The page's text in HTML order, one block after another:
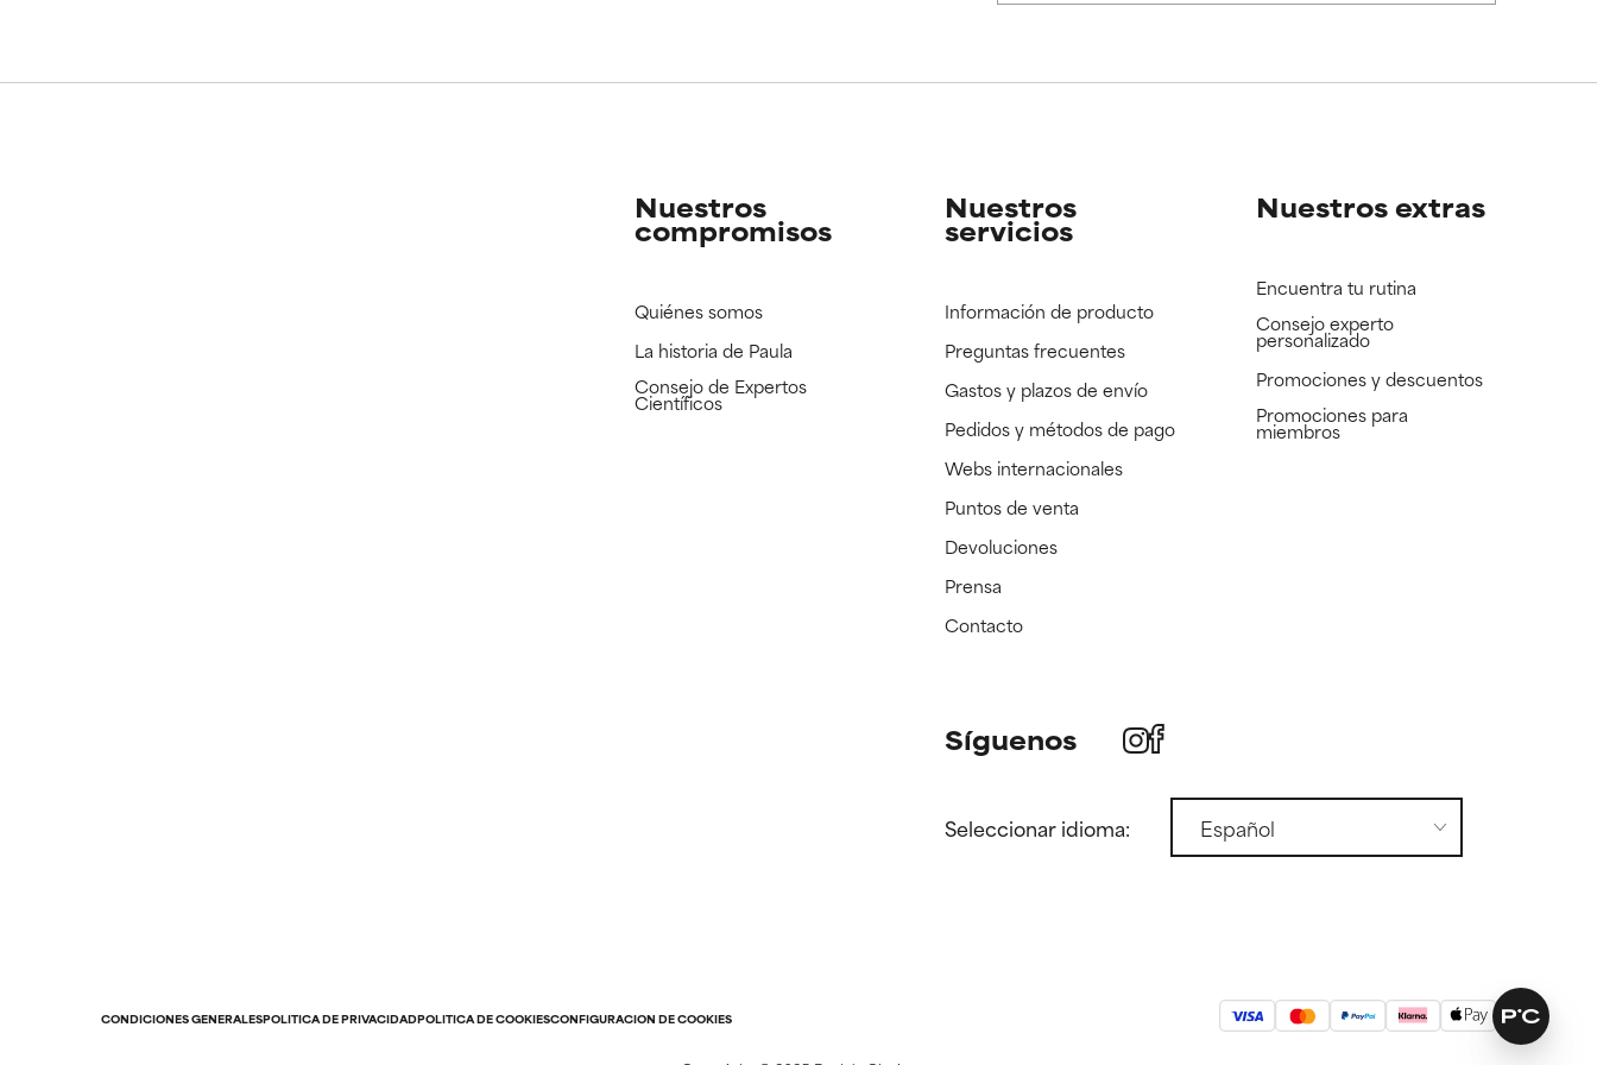
Nuestros
compromisos
Quiénes somos
La historia de Paula
Consejo de Expertos
Científicos
Nuestros
servicios
Información de producto
Preguntas frecuentes
Gastos y plazos de envío
Pedidos y métodos de pago
Webs internacionales
Puntos de venta
Devoluciones
Prensa
Contacto
Nuestros extras
Encuentra tu rutina
Consejo experto
personalizado
Promociones y descuentos​
Promociones para
miembros
Síguenos
Seleccionar idioma:
CONDICIONES GENERALESPOLÍTICA DE PRIVACIDADPOLÍTICA DE COOKIESCONFIGURACIÓN DE COOKIES